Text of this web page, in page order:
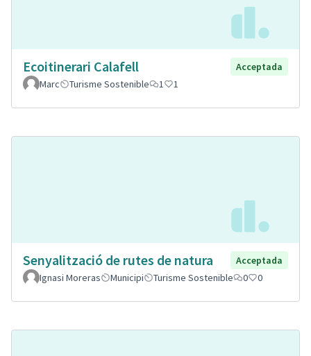
Ecoitinerari Calafell
Acceptada
Marc
Turisme Sostenible 1 1
Senyalització de rutes de natura
Acceptada
Ignasi Moreras
Municipi Turisme Sostenible 0 0